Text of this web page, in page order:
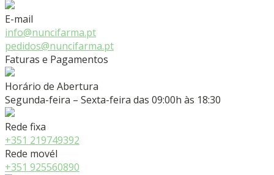
E-mail
info@nuncifarma.pt
pedidos@nuncifarma.pt
Faturas e Pagamentos
Horário de Abertura
Segunda-feira – Sexta-feira das 09:00h às 18:30
Rede fixa
+351 219749392
Rede movél
+351 925560890